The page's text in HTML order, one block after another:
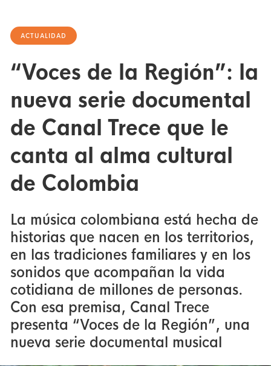
ACTUALIDAD
“Voces de la Región”: la
nueva serie documental
de Canal Trece que le
canta al alma cultural
de Colombia
La música colombiana está hecha de
historias que nacen en los territorios,
en las tradiciones familiares y en los
sonidos que acompañan la vida
cotidiana de millones de personas.
Con esa premisa, Canal Trece
presenta “Voces de la Región”, una
nueva serie documental musical